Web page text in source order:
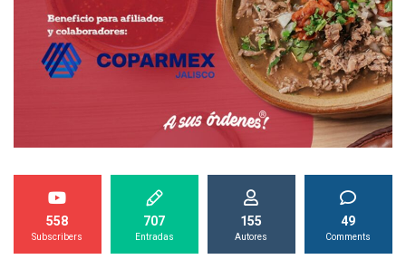
558
Subscribers
707
Entradas
155
Autores
49
Comments